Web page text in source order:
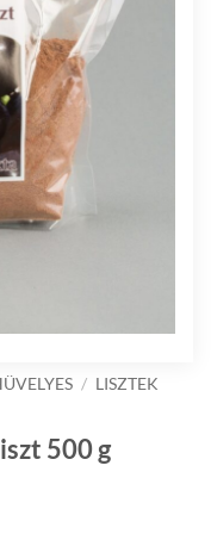
/ LISZTEK
500 g